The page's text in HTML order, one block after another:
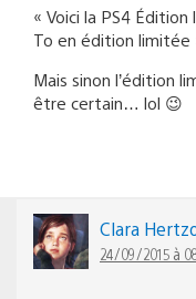
« Voici la PS4
To en édition limitée
Mais sinon l’édition
être certain… lol 😉
Clara
24/09/2015 à